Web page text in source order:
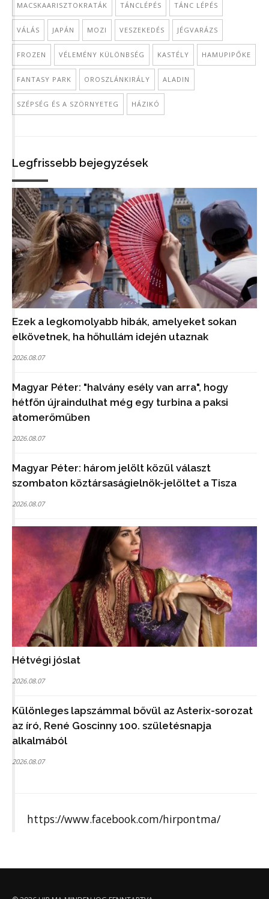
MACSKAARISZTOKRATÁK TÁNCLÉPÉS TÁNC LÉPÉS
VÁLÁS JAPÁN MOZI VESZEKEDÉS JÉGVARÁZS
FROZEN VÉLEMÉNY KÜLÖNBSÉG KASTÉLY HAMUPIPŐKE
FANTASY PARK OROSZLÁNKIRÁLY ALADIN
SZÉPSÉG ÉS A SZÖRNYETEG HÁZIKÓ
Legfrissebb bejegyzések
Ezek a legkomolyabb hibák, amelyeket sokan
elkövetnek, ha hőhullám idején utaznak
2026.08.07
Magyar Péter: "halvány esély van arra", hogy
hétfőn újraindulhat még egy turbina a paksi
atomerőműben
2026.08.07
Magyar Péter: három jelölt közül választ
szombaton köztársaságielnök-jelöltet a Tisza
2026.08.07
Hétvégi jóslat
2026.08.07
Különleges lapszámmal bővül az Asterix-sorozat
az író, René Goscinny 100. születésnapja
alkalmából
2026.08.07
https://www.facebook.com/hirpontma/